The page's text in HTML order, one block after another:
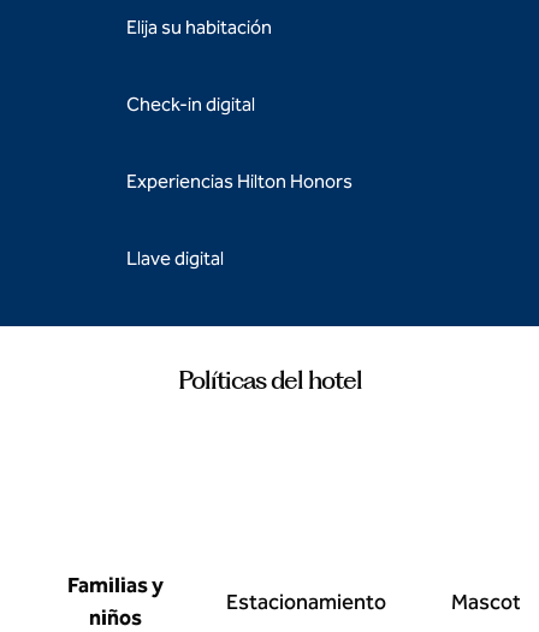
Elija su habitación
Check-in digital
Experiencias Hilton Honors
Llave digital
Políticas del hotel
Familias y
niños
Estacionamiento